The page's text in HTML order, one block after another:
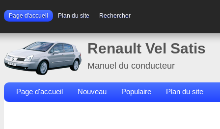
Page d'accueil Plan du site Rechercher
Renault Vel Satis
Manuel du conducteur
Page d'accueil Nouveau Populaire Plan du site